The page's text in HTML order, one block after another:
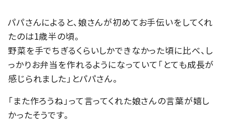
パパさんによると、娘さんが初めてお手伝いをしてくれ
たのは1歳半の頃。
野菜を手でちぎるくらいしかできなかった頃に比べ、し
っかりお弁当を作れるようになっていて「とても成長が
感じられました」とパパさん。
「また作ろうね」って言ってくれた娘さんの言葉が嬉し
かったそうです。